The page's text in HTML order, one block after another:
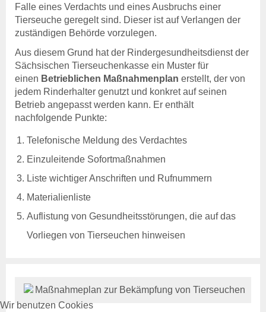
Login
Benutzerhinweise
Anträge & Downloads
Beihilfe- und
Leistungssatzungen
Tiergesundheit
Rindergesundheit
Kontakt
Schweinegesundheit
Kontakt
Veranstaltungen
Kontakt
Falle eines Verdachts und eines Ausbruchs einer
Tierseuche geregelt sind. Dieser ist auf Verlangen der
zuständigen Behörde vorzulegen.
Aus diesem Grund hat der Rindergesundheitsdienst der
Sächsischen Tierseuchenkasse ein Muster für
einen Betrieblichen Maßnahmenplan erstellt, der von
jedem Rinderhalter genutzt und konkret auf seinen
Betrieb angepasst werden kann. Er enthält
nachfolgende Punkte:
Telefonische Meldung des Verdachtes
Einzuleitende Sofortmaßnahmen
Liste wichtiger Anschriften und Rufnummern
Materialienliste
Auflistung von Gesundheitsstörungen, die auf das
Vorliegen von Tierseuchen hinweisen
Maßnahmeplan zur Bekämpfung von Tierseuchen
Wir benutzen Cookies